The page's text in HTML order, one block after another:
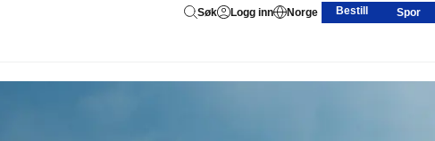
Søk Logg inn Norge Bestill Spor